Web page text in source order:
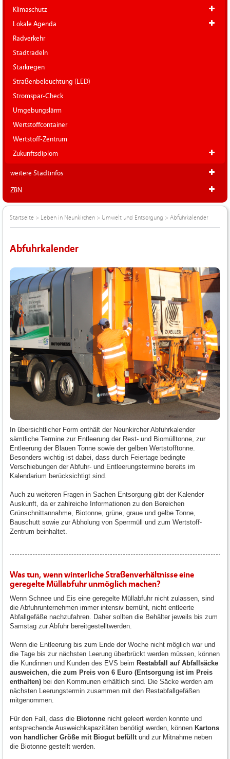
Klimaschutz
Lokale Agenda
Radverkehr
Stadtradeln
Starkregen
Straßenbeleuchtung (LED)
Stromspar-Check
Umgebungslärm
Wertstoffcontainer
Wertstoff-Zentrum
Zukunftsdiplom
weitere Stadtinfos
ZBN
Startseite > Leben in Neunkirchen > Umwelt und Entsorgung > Abfuhrkalender
Abfuhrkalender
In übersichtlicher Form enthält der Neunkircher Abfuhrkalender
sämtliche Termine zur Entleerung der Rest- und Biomülltonne, zur
Entleerung der Blauen Tonne sowie der gelben Wertstofftonne.
Besonders wichtig ist dabei, dass durch Feiertage bedingte
Verschiebungen der Abfuhr- und Entleerungstermine bereits im
Kalendarium berücksichtigt sind.
Auch zu weiteren Fragen in Sachen Entsorgung gibt der Kalender
Auskunft, da er zahlreiche Informationen zu den Bereichen
Grünschnittannahme, Biotonne, grüne, graue und gelbe Tonne,
Bauschutt sowie zur Abholung von Sperrmüll und zum Wertstoff-
Zentrum beinhaltet.
Was tun, wenn winterliche Straßenverhältnisse eine
geregelte Müllabfuhr unmöglich machen?
Wenn Schnee und Eis eine geregelte Müllabfuhr nicht zulassen, sind
die Abfuhrunternehmen immer intensiv bemüht, nicht entleerte
Abfallgefäße nachzufahren. Daher sollten die Behälter jeweils bis zum
Samstag zur Abfuhr bereitgestelltwerden.
Wenn die Entleerung bis zum Ende der Woche nicht möglich war und
die Tage bis zur nächsten Leerung überbrückt werden müssen, können
die Kundinnen und Kunden des EVS beim Restabfall auf Abfallsäcke
ausweichen, die zum Preis von 6 Euro (Entsorgung ist im Preis
enthalten) bei den Kommunen erhältlich sind. Die Säcke werden am
nächsten Leerungstermin zusammen mit den Restabfallgefäßen
mitgenommen.
Für den Fall, dass die Biotonne nicht geleert werden konnte und
entsprechende Ausweichkapazitäten benötigt werden, können Kartons
von handlicher Größe mit Biogut befüllt und zur Mitnahme neben
die Biotonne gestellt werden.